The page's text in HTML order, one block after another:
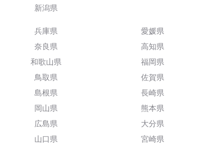
新潟県
兵庫県
奈良県
和歌山県
鳥取県
島根県
岡山県
広島県
山口県
愛媛県
高知県
福岡県
佐賀県
長崎県
熊本県
大分県
宮崎県